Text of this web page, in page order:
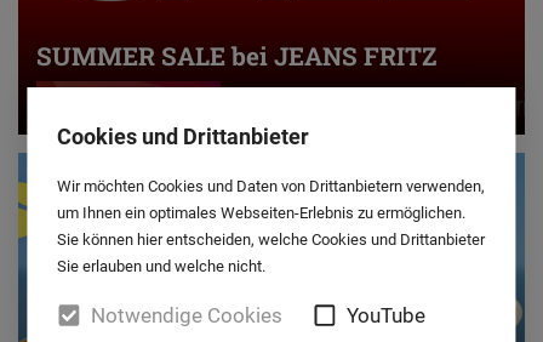
Cookies und Drittanbieter
Wir möchten Cookies und Daten von Drittanbietern verwenden,
um Ihnen ein optimales Webseiten-Erlebnis zu ermöglichen.
Sie können hier entscheiden, welche Cookies und Drittanbieter
Sie erlauben und welche nicht.
Notwendige Cookies YouTube
SUMMER SALE bei JEANS FRITZ